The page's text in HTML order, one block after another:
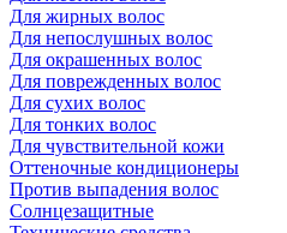
Для жирных волос
Для непослушных волос
Для окрашенных волос
Для поврежденных волос
Для сухих волос
Для тонких волос
Для чувствительной кожи
Оттеночные кондиционеры
Против выпадения волос
Солнцезащитные